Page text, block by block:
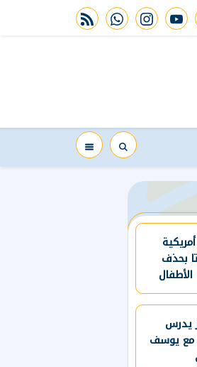
youtube
instagram
whatsapp
rss feed
بحذف
دون 13 عاما
لمنصاتها
يدرس
مع يوسف